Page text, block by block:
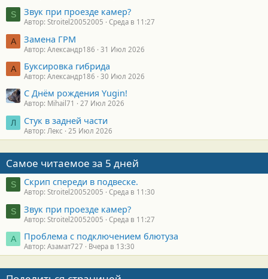
S Звук при проезде камер?
Автор: Stroitel20052005 Среда в 11:27
А Замена ГРМ
Автор: Александр186 31 Июл 2026
А Буксировка гибрида
Автор: Александр186 30 Июл 2026
С Днём рождения Yugin!
Автор: Mihail71 27 Июл 2026
Л Стук в задней части
Автор: Лекс 25 Июл 2026
Самое читаемое за 5 дней
S Скрип спереди в подвеске.
Автор: Stroitel20052005 Среда в 11:30
S Звук при проезде камер?
Автор: Stroitel20052005 Среда в 11:27
А Проблема с подключением блютуза
Автор: Азамат727 Вчера в 13:30